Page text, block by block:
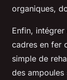
organiques,
Enfin,
cadres en fer
simple de
des ampoules